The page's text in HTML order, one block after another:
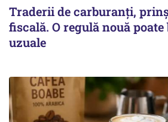
Traderii de carburanți,
fiscală. O regulă nouă
uzuale